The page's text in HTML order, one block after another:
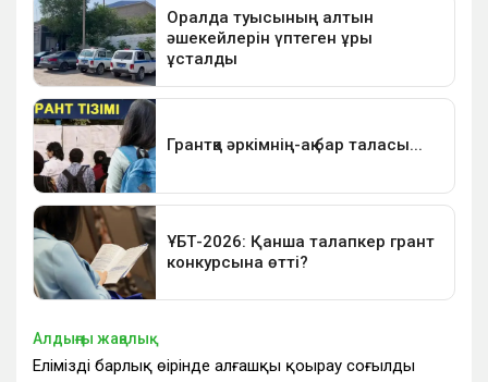
Алдыңғы жаңалық
Еліміздің барлық өңірінде алғашқы қоңырау соғылды